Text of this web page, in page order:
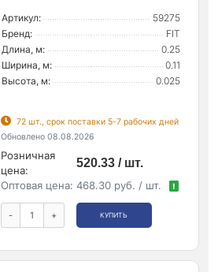
Артикул:
59275
Бренд:
FIT
Длина, м:
0.25
Ширина, м:
0.11
Высота, м:
0.025
72 шт., срок поставки 5-7 рабочих дней
Обновлено 08.08.2026
Розничная
цена:
520.33 / шт.
Оптовая цена: 468.30 руб. / шт. !
- + КУПИТЬ